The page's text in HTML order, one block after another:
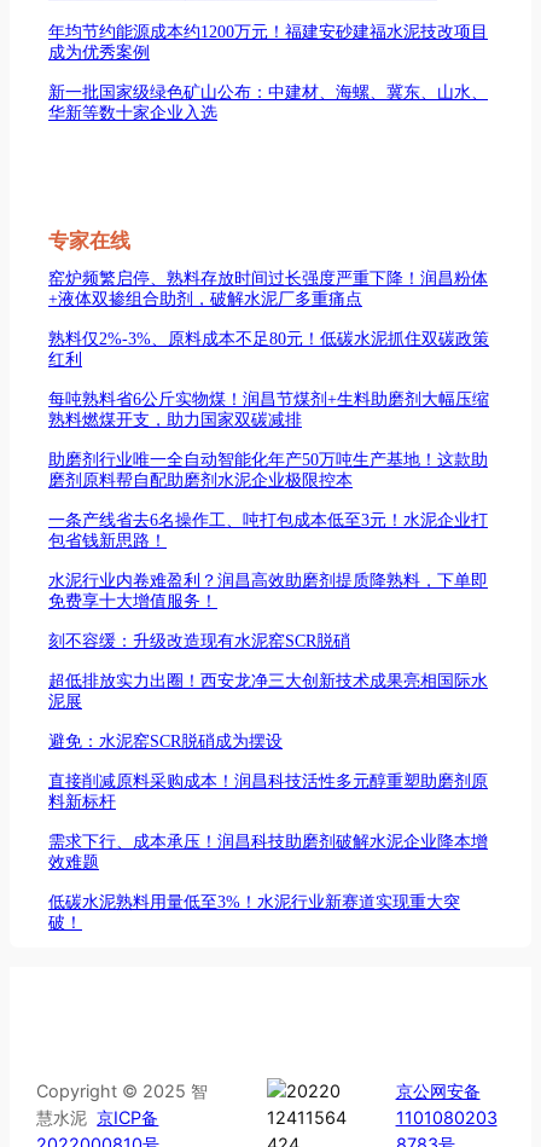
年均节约能源成本约1200万元！福建安砂建福水泥技改项目
成为优秀案例
新一批国家级绿色矿山公布：中建材、海螺、冀东、山水、
华新等数十家企业入选
专家在线
窑炉频繁启停、熟料存放时间过长强度严重下降！润昌粉体
+液体双掺组合助剂，破解水泥厂多重痛点
熟料仅2%-3%、原料成本不足80元！低碳水泥抓住双碳政策
红利
每吨熟料省6公斤实物煤！润昌节煤剂+生料助磨剂大幅压缩
熟料燃煤开支，助力国家双碳减排
助磨剂行业唯一全自动智能化年产50万吨生产基地！这款助
磨剂原料帮自配助磨剂水泥企业极限控本
一条产线省去6名操作工、吨打包成本低至3元！水泥企业打
包省钱新思路！
水泥行业内卷难盈利？润昌高效助磨剂提质降熟料，下单即
免费享十大增值服务！
刻不容缓：升级改造现有水泥窑SCR脱硝
超低排放实力出圈！西安龙净三大创新技术成果亮相国际水
泥展
避免：水泥窑SCR脱硝成为摆设
直接削减原料采购成本！润昌科技活性多元醇重塑助磨剂原
料新标杆
需求下行、成本承压！润昌科技助磨剂破解水泥企业降本增
效难题
低碳水泥熟料用量低至3%！水泥行业新赛道实现重大突
破！
Copyright © 2025 智
慧水泥京ICP备
京公网安备
1101080203